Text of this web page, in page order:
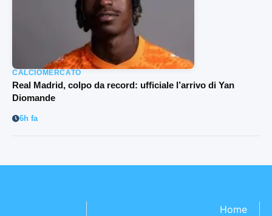
CALCIOMERCATO
Real Madrid, colpo da record: ufficiale l’arrivo di Yan
Diomande
6h fa
Home